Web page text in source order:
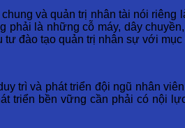
và quản trị nhân tài nói riêng
là những cỗ máy, dây chuyền,
đào tạo quản trị nhân sự với
trì và phát triển đội ngũ nhân
triển bền vững cần phải có nội